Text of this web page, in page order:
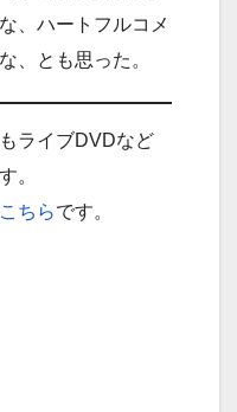
、ハートフルコメ
、とも思った。
ライブDVDなど
。
こちらです。